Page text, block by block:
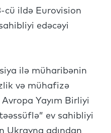
cü ildə Eurovision
edəcəyi
ilə müharibənin
və mühafizə
Yayım Birliyi
ev sahibliyi
Ukrayna adından